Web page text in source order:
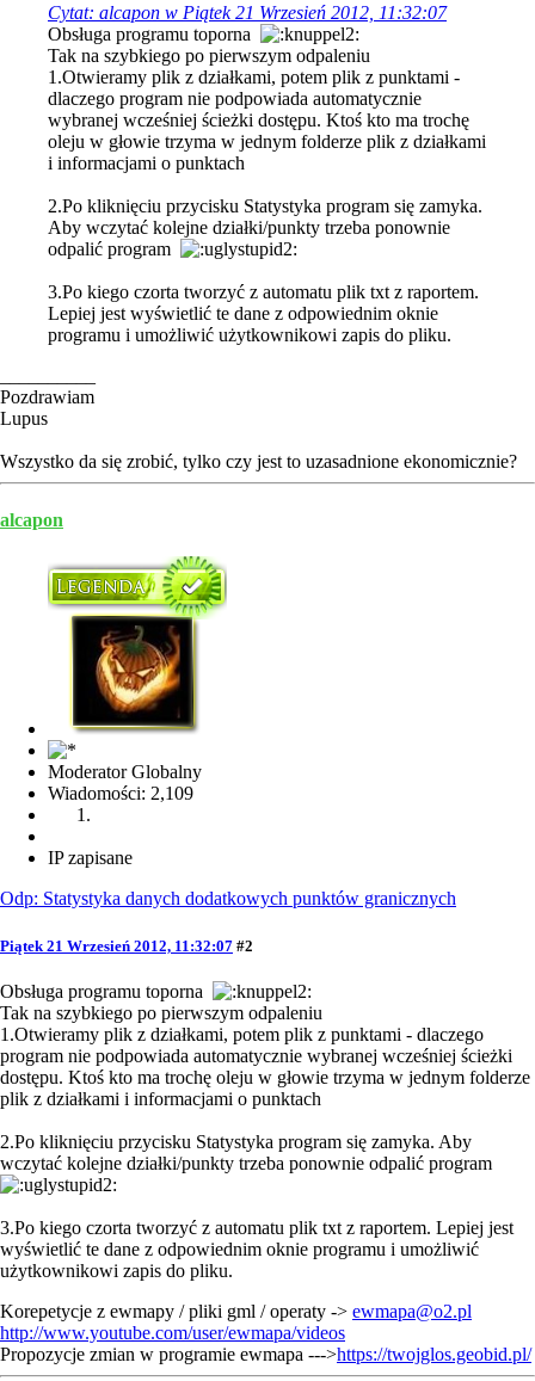
Cytat: alcapon w Piątek 21 Wrzesień 2012, 11:32:07
Obsługa programu toporna
Tak na szybkiego po pierwszym odpaleniu
1.Otwieramy plik z działkami, potem plik z punktami -
dlaczego program nie podpowiada automatycznie
wybranej wcześniej ścieżki dostępu. Ktoś kto ma trochę
oleju w głowie trzyma w jednym folderze plik z działkami
i informacjami o punktach
2.Po kliknięciu przycisku Statystyka program się zamyka.
Aby wczytać kolejne działki/punkty trzeba ponownie
odpalić program
3.Po kiego czorta tworzyć z automatu plik txt z raportem.
Lepiej jest wyświetlić te dane z odpowiednim oknie
programu i umożliwić użytkownikowi zapis do pliku.
Pozdrawiam
Lupus
Wszystko da się zrobić, tylko czy jest to uzasadnione ekonomicznie?
alcapon
Moderator Globalny
Wiadomości: 2,109
IP zapisane
Odp: Statystyka danych dodatkowych punktów granicznych
Piątek 21 Wrzesień 2012, 11:32:07 #2
Obsługa programu toporna
Tak na szybkiego po pierwszym odpaleniu
1.Otwieramy plik z działkami, potem plik z punktami - dlaczego
program nie podpowiada automatycznie wybranej wcześniej ścieżki
dostępu. Ktoś kto ma trochę oleju w głowie trzyma w jednym folderze
plik z działkami i informacjami o punktach
2.Po kliknięciu przycisku Statystyka program się zamyka. Aby
wczytać kolejne działki/punkty trzeba ponownie odpalić program
3.Po kiego czorta tworzyć z automatu plik txt z raportem. Lepiej jest
wyświetlić te dane z odpowiednim oknie programu i umożliwić
użytkownikowi zapis do pliku.
Korepetycje z ewmapy / pliki gml / operaty -> ewmapa@o2.pl
http://www.youtube.com/user/ewmapa/videos
Propozycje zmian w programie ewmapa --->https://twojglos.geobid.pl/